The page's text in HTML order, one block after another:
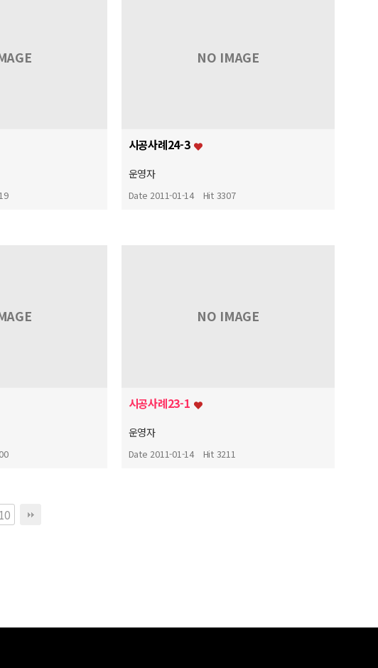
NO IMAGE
시공사례24-3
운영자
Date 2011-01-14 Hit 3307
NO IMAGE
시공사례23-1
운영자
Date 2011-01-14 Hit 3211
10